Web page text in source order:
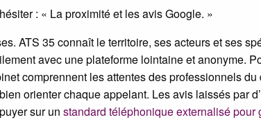
: « La proximité et les avis Google. »
ATS 35 connaît le territoire, ses acteurs et ses
avec une plateforme lointaine et anonyme.
comprennent les attentes des professionnels du
orienter chaque appelant. Les avis laissés par
sur un standard téléphonique externalisé pour